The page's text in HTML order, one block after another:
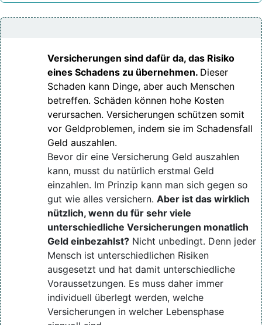
Versicherungen sind dafür da, das Risiko
eines Schadens zu übernehmen. Dieser
Schaden kann Dinge, aber auch Menschen
betreffen. Schäden können hohe Kosten
verursachen. Versicherungen schützen somit
vor Geldproblemen, indem sie im Schadensfall
Geld auszahlen.
Bevor dir eine Versicherung Geld auszahlen
kann, musst du natürlich erstmal Geld
einzahlen. Im Prinzip kann man sich gegen so
gut wie alles versichern. Aber ist das wirklich
nützlich, wenn du für sehr viele
unterschiedliche Versicherungen monatlich
Geld einbezahlst? Nicht unbedingt. Denn jeder
Mensch ist unterschiedlichen Risiken
ausgesetzt und hat damit unterschiedliche
Voraussetzungen. Es muss daher immer
individuell überlegt werden, welche
Versicherungen in welcher Lebensphase